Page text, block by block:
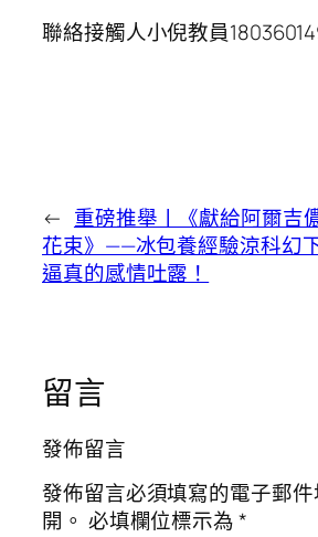
聯絡接觸人小倪教員
← 重磅推舉丨《獻給阿爾吉
花束》——冰包養經驗涼科幻
逼真的感情吐露！
留言
發佈留言
發佈留言必須填寫的電子郵
開。 必填欄位標示為*